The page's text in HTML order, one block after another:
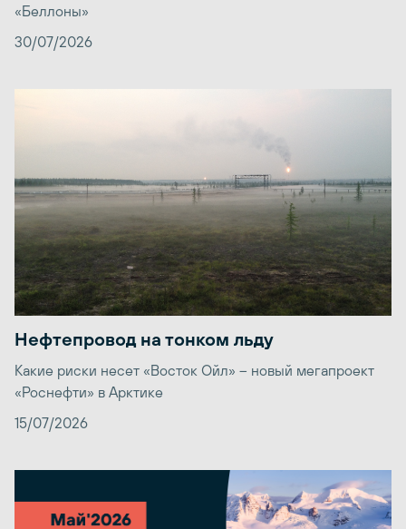
«Беллоны»
30/07/2026
Нефтепровод на тонком льду
Какие риски несет «Восток Ойл» – новый мегапроект
«Роснефти» в Арктике
15/07/2026